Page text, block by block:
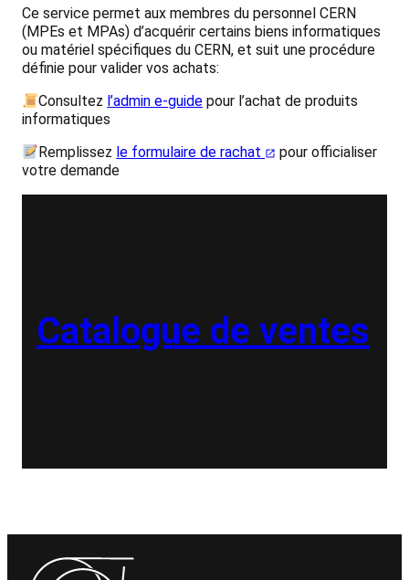
Ce service permet aux membres du personnel CERN
(MPEs et MPAs) d’acquérir certains biens informatiques
ou matériel spécifiques du CERN, et suit une procédure
définie pour valider vos achats:
Consultez l’admin e-guide pour l’achat de produits
informatiques
Remplissez le formulaire de rachat
pour officialiser
votre demande
Catalogue de ventes